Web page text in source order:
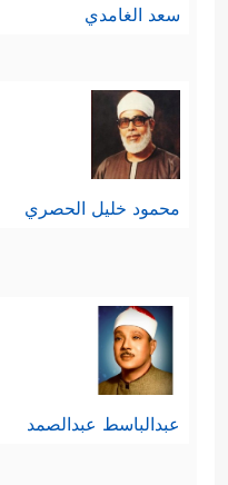
سعد الغامدي
محمود خليل الحصري
عبدالباسط عبدالصمد